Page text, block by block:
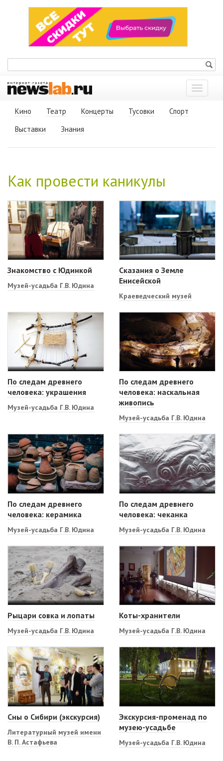
Показать
меню
Кино
Театр Концерты Тусовки
Спорт
Выставки
Знания
Как провести каникулы
Знакомство с Юдинкой
Музей-усадьба Г.В. Юдина
Сказания о Земле
Енисейской
Краеведческий музей
По следам древнего
человека: украшения
Музей-усадьба Г.В. Юдина
По следам древнего
человека: наскальная
живопись
Музей-усадьба Г.В. Юдина
По следам древнего
человека: керамика
Музей-усадьба Г.В. Юдина
По следам древнего
человека: чеканка
Музей-усадьба Г.В. Юдина
Рыцари совка и лопаты
Музей-усадьба Г.В. Юдина
Коты-хранители
Музей-усадьба Г.В. Юдина
Сны о Сибири (экскурсия)
Литературный музей имени
В. П. Астафьева
Экскурсия-променад по
музею-усадьбе
Музей-усадьба Г.В. Юдина